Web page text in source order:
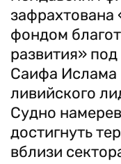
фондом
развития»
Саифа Ислама
ливийского
Судно
достигнуть
вблизи